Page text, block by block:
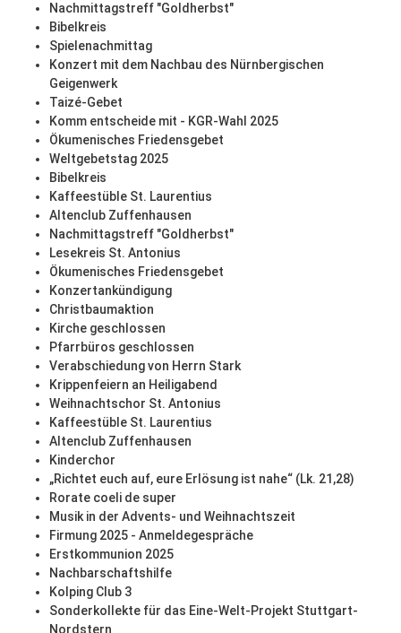
Nachmittagstreff "Goldherbst"
Bibelkreis
Spielenachmittag
Konzert mit dem Nachbau des Nürnbergischen
Geigenwerk
Taizé-Gebet
Komm entscheide mit - KGR-Wahl 2025
Ökumenisches Friedensgebet
Weltgebetstag 2025
Bibelkreis
Kaffeestüble St. Laurentius
Altenclub Zuffenhausen
Nachmittagstreff "Goldherbst"
Lesekreis St. Antonius
Ökumenisches Friedensgebet
Konzertankündigung
Christbaumaktion
Kirche geschlossen
Pfarrbüros geschlossen
Verabschiedung von Herrn Stark
Krippenfeiern an Heiligabend
Weihnachtschor St. Antonius
Kaffeestüble St. Laurentius
Altenclub Zuffenhausen
Kinderchor
„Richtet euch auf, eure Erlösung ist nahe“ (Lk. 21,28)
Rorate coeli de super
Musik in der Advents- und Weihnachtszeit
Firmung 2025 - Anmeldegespräche
Erstkommunion 2025
Nachbarschaftshilfe
Kolping Club 3
Sonderkollekte für das Eine-Welt-Projekt Stuttgart-
Nordstern